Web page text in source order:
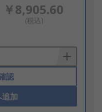
￥8,905.60
(税込)
認
加